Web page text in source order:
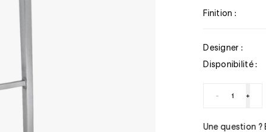
Finition :
Designer :
Disponibilité :
- +
48h
Une question ?